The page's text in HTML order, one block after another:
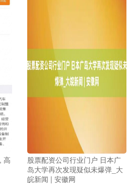
高
股票配资公司行业门户 日本广
岛大学再次发现疑似未爆弹_大
皖新闻 | 安徽网